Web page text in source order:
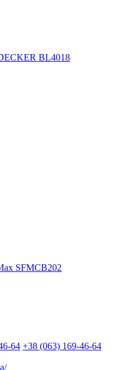
BL4018
SFMCB202
64 +38 (063) 169-46-64